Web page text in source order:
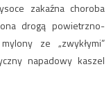
zakaźna choroba
drogą powietrzno-
ze „zwykłymi”
napadowy kaszel